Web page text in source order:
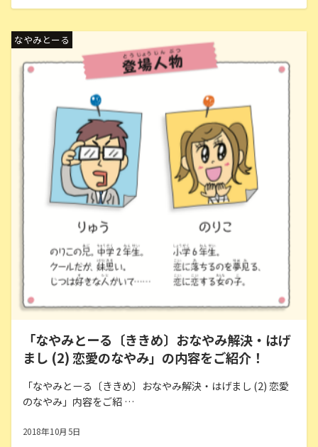
なやみとーる
「なやみとーる〔ききめ〕おなやみ解決・はげ
まし (2) 恋愛のなやみ」の内容をご紹介！
「なやみとーる〔ききめ〕おなやみ解決・はげまし (2) 恋愛
のなやみ」内容をご紹 …
2018年10月5日